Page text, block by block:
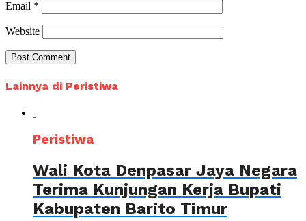
Email *
Website
Lainnya di Peristiwa
Peristiwa
Wali Kota Denpasar Jaya Negara
Terima Kunjungan Kerja Bupati
Kabupaten Barito Timur